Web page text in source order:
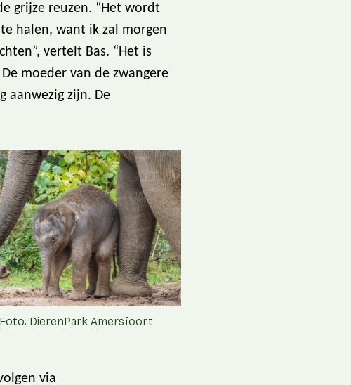
grijze reuzen. “Het wordt
halen, want ik zal morgen
vertelt Bas. “Het is
moeder van de zwangere
aanwezig zijn. De
Foto: DierenPark Amersfoort
via